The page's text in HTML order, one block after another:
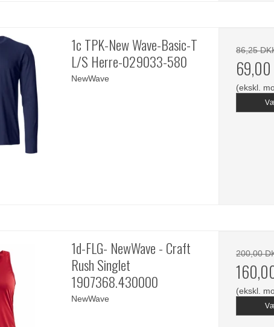
1c TPK-New Wave-Basic-T
L/S Herre-029033-580
NewWave
86,25
69,00
(ekskl.
1d-FLG- NewWave - Craft
Rush Singlet
1907368.430000
NewWave
200,00
(ekskl.